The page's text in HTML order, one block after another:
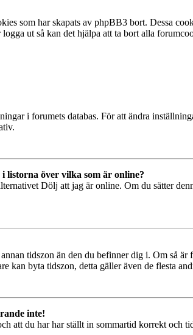
som har skapats av phpBB3 bort. Dessa
ut så kan det hjälpa att ta bort alla
i forumets databas. För att ändra
över vilka som är online?
Dölj att jag är online. Om du sätter
tidszon än den du befinner dig i. Om
kan byta tidszon, detta gäller även de flesta
inte!
att du har har ställt in sommartid korrekt och